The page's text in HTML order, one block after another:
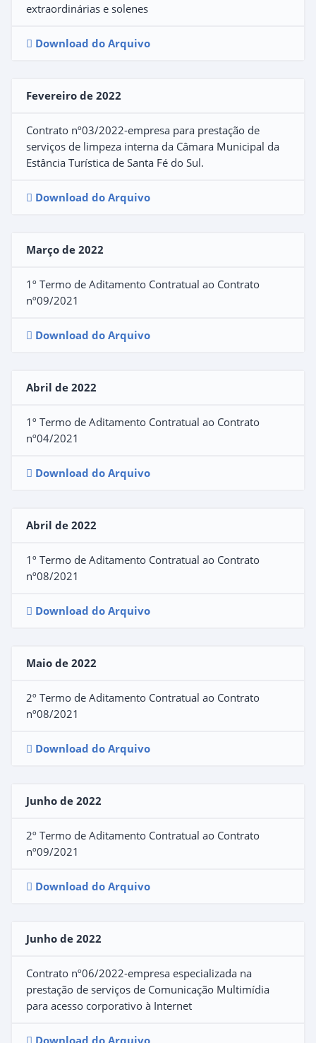
extraordinárias e solenes
Download do Arquivo
Fevereiro de 2022
Contrato nº03/2022-empresa para prestação de
serviços de limpeza interna da Câmara Municipal da
Estância Turística de Santa Fé do Sul.
Download do Arquivo
Março de 2022
1º Termo de Aditamento Contratual ao Contrato
nº09/2021
Download do Arquivo
Abril de 2022
1º Termo de Aditamento Contratual ao Contrato
nº04/2021
Download do Arquivo
Abril de 2022
1º Termo de Aditamento Contratual ao Contrato
nº08/2021
Download do Arquivo
Maio de 2022
2º Termo de Aditamento Contratual ao Contrato
nº08/2021
Download do Arquivo
Junho de 2022
2º Termo de Aditamento Contratual ao Contrato
nº09/2021
Download do Arquivo
Junho de 2022
Contrato nº06/2022-empresa especializada na
prestação de serviços de Comunicação Multimídia
para acesso corporativo à Internet
Download do Arquivo